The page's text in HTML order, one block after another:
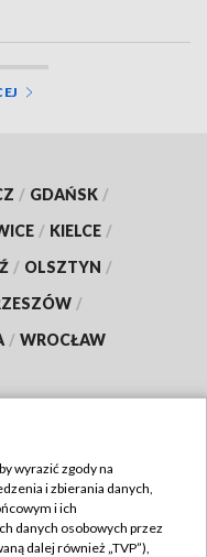
/ GDAŃSK /
/ KIELCE /
/ OLSZTYN /
/
/ WROCŁAW
wyrazić zgody na
i zbierania danych,
i ich
danych osobowych przez
dalej również „TVP”),